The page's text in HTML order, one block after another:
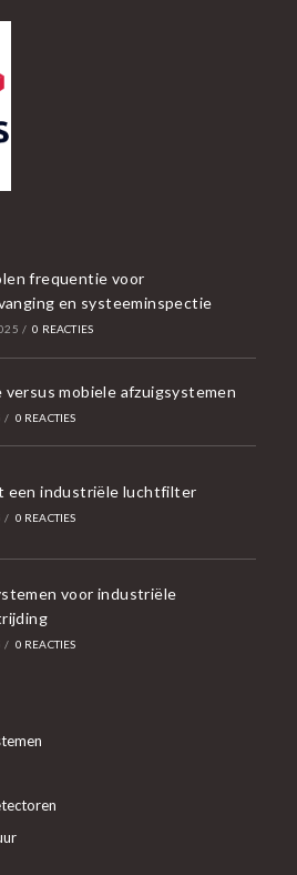
frequentie voor
en systeeminspectie
/ 0 REACTIES
versus mobiele afzuigsystemen
/ 0 REACTIES
een industriële luchtfilter
/ 0 REACTIES
voor industriële
/ 0 REACTIES
Opent